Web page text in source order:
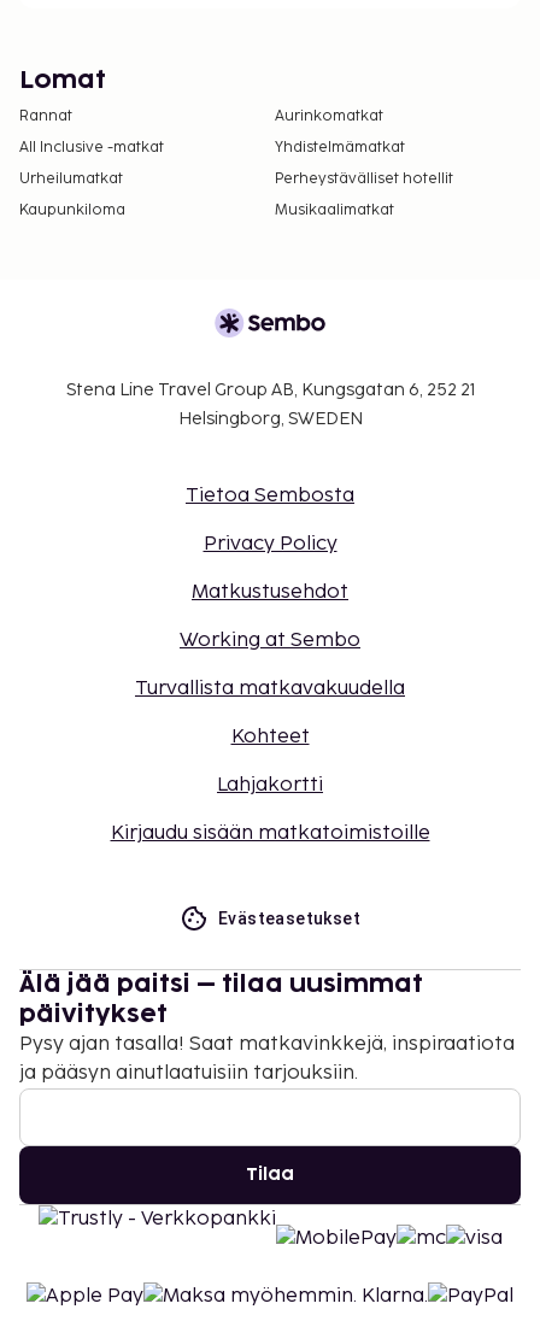
Lomat
Rannat
Aurinkomatkat
All Inclusive -matkat
Yhdistelmämatkat
Urheilumatkat
Perheystävälliset hotellit
Kaupunkiloma
Musikaalimatkat
Stena Line Travel Group AB, Kungsgatan 6, 252 21
Helsingborg, SWEDEN
Tietoa Sembosta
Privacy Policy
Matkustusehdot
Working at Sembo
Turvallista matkavakuudella
Kohteet
Lahjakortti
Kirjaudu sisään matkatoimistoille
Evästeasetukset
Älä jää paitsi – tilaa uusimmat
päivitykset
Pysy ajan tasalla! Saat matkavinkkejä, inspiraatiota
ja pääsyn ainutlaatuisiin tarjouksiin.
Tilaa